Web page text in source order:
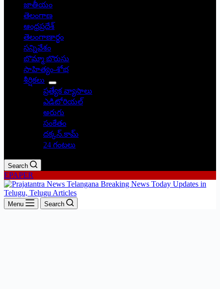
జాతీయం
తెలంగాణ
ఆంధ్రప్రదేశ్
తెలంగాణార్థం
సన్నివేశం
బొమ్మా బొరుసు
సాహిత్యం-శోభ
శీర్షికలు
ప్రత్యేక వ్యాసాలు
ఎడిటోరియల్
అరుగు
సంకేతం
దక్కన్.కామ్
24 గంటలు
Search
EPAPER
Menu Search